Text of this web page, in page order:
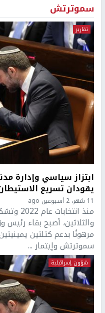
سموترتش
تقارير
ابتزاز سياسي وإدارة
يقودان تسريع
11 شهر، 2 أسبوعين ago
منذ
والثلاثين، أصبح بقاء رئيس
مرهونًا بدعم كتلتين
سموترتش وإيتمار ...
شؤون إسرائيلية